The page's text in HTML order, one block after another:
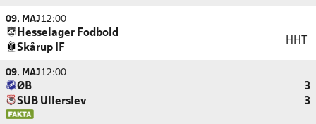
09. MAJ12:00
Hesselager Fodbold
Skårup IF
HHT
09. MAJ12:00
ØB
3
SUB Ullerslev
3